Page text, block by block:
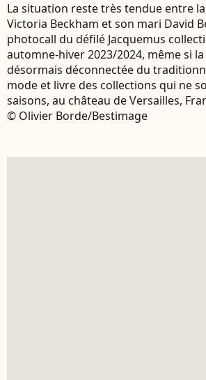
La situation reste très tendue entre
Victoria Beckham et son mari David
photocall du défilé Jacquemus
automne-hiver 2023/2024, même si
désormais déconnectée du
mode et livre des collections qui ne
saisons, au château de Versailles,
© Olivier Borde/Bestimage